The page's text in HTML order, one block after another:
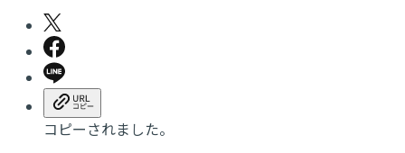
コピーされました。